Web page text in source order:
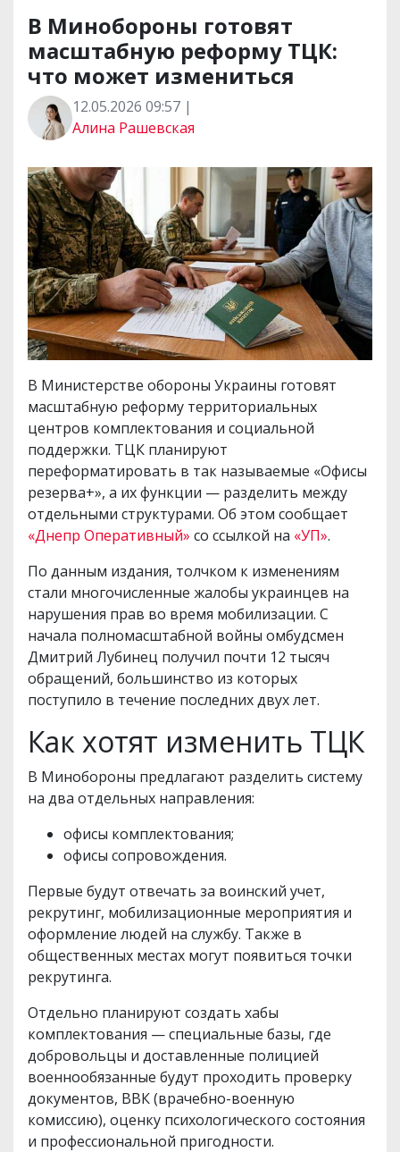
В Минобороны готовят
масштабную реформу ТЦК:
что может измениться
12.05.2026 09:57 |
Алина Рашевская
В Министерстве обороны Украины готовят
масштабную реформу территориальных
центров комплектования и социальной
поддержки. ТЦК планируют
переформатировать в так называемые «Офисы
резерва+», а их функции — разделить между
отдельными структурами. Об этом сообщает
«Днепр Оперативный» со ссылкой на «УП».
По данным издания, толчком к изменениям
стали многочисленные жалобы украинцев на
нарушения прав во время мобилизации. С
начала полномасштабной войны омбудсмен
Дмитрий Лубинец получил почти 12 тысяч
обращений, большинство из которых
поступило в течение последних двух лет.
Как хотят изменить ТЦК
В Минобороны предлагают разделить систему
на два отдельных направления:
офисы комплектования;
офисы сопровождения.
Первые будут отвечать за воинский учет,
рекрутинг, мобилизационные мероприятия и
оформление людей на службу. Также в
общественных местах могут появиться точки
рекрутинга.
Отдельно планируют создать хабы
комплектования — специальные базы, где
добровольцы и доставленные полицией
военнообязанные будут проходить проверку
документов, ВВК (врачебно-военную
комиссию), оценку психологического состояния
и профессиональной пригодности.